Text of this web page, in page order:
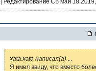
xata.xata написал(а)
Я имел ввиду, что вместо